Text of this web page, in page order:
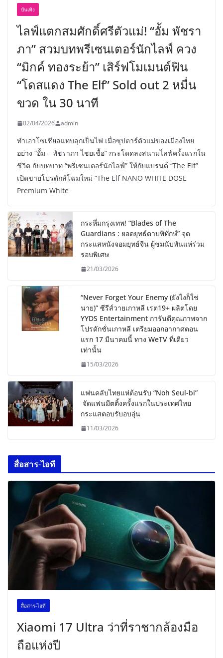
บันเทิง
ไลฟ์แตกสมศักดิ์ศรีตัวแม่! “อั้ม พัชรา
ภา” สวมบทพรีเซนเตอร์นักไลฟ์ ควง
“มิกค์ ทองระย้า” เสิร์ฟโมเมนต์ฟิน
“โดสแดง The Elf” Sold out 2 หมื่น
ขวด ใน 30 นาที
02/04/2026 admin
ทำเอาโซเชียลแทบลุกเป็นไฟ เมื่อซุปตาร์ตัวแม่ของเมืองไทย
อย่าง “อั้ม – พัชราภา ไชยเชื้อ” กระโดดลงสนามไลฟ์ครั้งแรกใน
ชีวิต กับบทบาท “พรีเซนเตอร์นักไลฟ์” ให้กับแบรนด์ “The Elf”
เปิดขายโปรดักส์โฉมใหม่ “The Elf NANO WHITE DOSE
Premium White
กระหึ่มกรุงเทพ! “Blades of The
Guardians : ยอดยุทธ์ดาบพิทักษ์” จุด
กระแสหนังจอมยุทธ์จีน ผู้ชมนับพันแห่ร่วม
รอบพิเศษ
21/03/2026
“Never Forget Your Enemy (ยังไงก็ใช่
นาย)” ซีรีส์วายเกาหลี เรต19+ ผลิตโดย
YYDS Entertainment การันตีคุณภาพจาก
โปรดักชั่นเกาหลี เตรียมออกอากาศตอน
แรก 17 มีนาคมนี้ ทาง WeTV ที่เดียว
เท่านั้น
15/03/2026
แฟนคลับไทยแห่ต้อนรับ “Noh Seul-bi”
จัดแฟนมีตติ้งครั้งแรกในประเทศไทย
กระแสตอบรับอบอุ่น
11/03/2026
สื่อสาร-ไอที
สื่อสาร-ไอที
Xiaomi 17 Ultra ว่าที่ราชากล้องมือ
ถือแห่งปี